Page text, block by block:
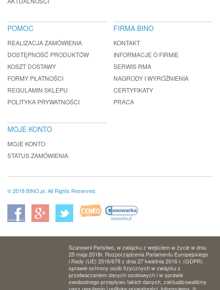
POMOC
REALIZACJA ZAMÓWIENIA
DOSTĘPNOŚĆ PRODUKTÓW
KOSZT DOSTAWY
FORMY PŁATNOŚCI
REGULAMIN SKLEPU
POLITYKA PRYWATNOŚCI
FIRMA BINO
KONTAKT
INFORMACJE O FIRMIE
SERWIS RMA
NAGRODY I WYRÓŻNIENIA
CERTYFIKATY
PRACA
MOJE KONTO
MOJE KONTO
STATUS ZAMÓWIENIA
© 2018 BINO.pl. All Rights Reserved.
Szanowni Państwo, w związku z wejściem w życie w dniu
25 maja 2018r. Rozporządzenia Parlamentu Europejskiego
i Rady (UE) 2016/679 z dnia 27 kwietnia 2016 r. (GDPR)
sprawie ochrony osób fizycznych w związku z
przetwarzaniem danych osobowych i w sprawie
swobodnego przepływu takich danych, zaktualizowaliśmy
nasz regulamin i politykę prywatności. Informujemy, iż